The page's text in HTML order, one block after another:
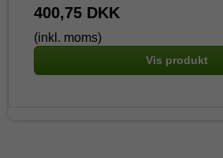
400,75 DKK
(inkl. moms)
Vis produkt